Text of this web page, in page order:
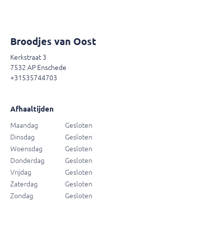
Broodjes van Oost
Kerkstraat 3
7532 AP Enschede
+31535744703
Afhaaltijden
Maandag
Gesloten
Dinsdag
Gesloten
Woensdag
Gesloten
Donderdag
Gesloten
Vrijdag
Gesloten
Zaterdag
Gesloten
Zondag
Gesloten